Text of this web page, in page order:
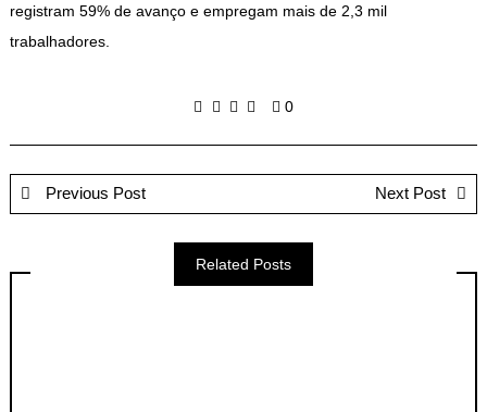
registram 59% de avanço e empregam mais de 2,3 mil
trabalhadores.
0
Previous Post Next Post
Related Posts